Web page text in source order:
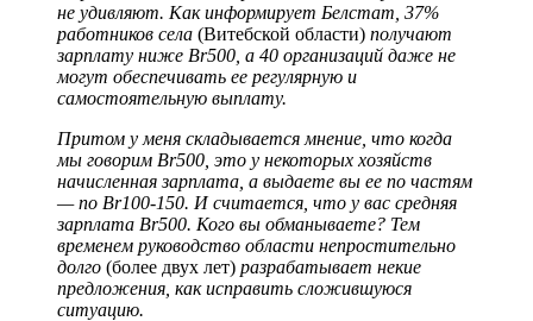
не удивляют. Как информирует Белстат, 37%
работников села (Витебской области) получают
зарплату ниже Br500, а 40 организаций даже не
могут обеспечивать ее регулярную и
самостоятельную выплату.
Притом у меня складывается мнение, что когда
мы говорим Br500, это у некоторых хозяйств
начисленная зарплата, а выдаете вы ее по частям
— по Br100-150. И считается, что у вас средняя
зарплата Br500. Кого вы обманываете? Тем
временем руководство области непростительно
долго (более двух лет) разрабатывает некие
предложения, как исправить сложившуюся
ситуацию.